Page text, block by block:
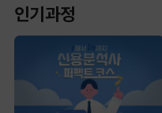
인기과정